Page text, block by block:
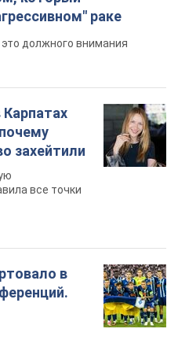
раке
должного внимания
захейтили
все точки
в